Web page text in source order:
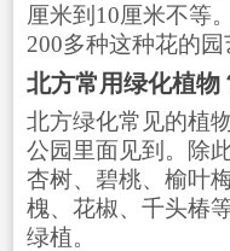
厘米到10厘米不等
200多种这种花的园
北方常用绿化植物
北方绿化常见的植
公园里面见到。除
杏树、碧桃、榆叶
槐、花椒、千头椿
绿植。